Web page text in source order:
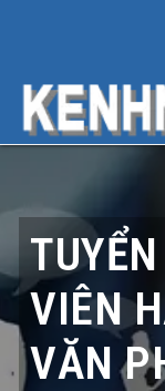
VIÊN
VĂN